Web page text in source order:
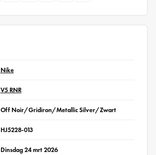
Nike
V5 RNR
Off Noir/Gridiron/Metallic Silver/Zwart
HJ5228-013
Dinsdag 24 mrt 2026